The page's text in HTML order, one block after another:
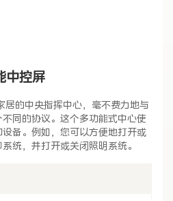
中控屏
居的中央指挥中心，毫不费力地与
同的协议。这个多功能式中心使
备。例如，您可以方便地打开或
统，并打开或关闭照明系统。